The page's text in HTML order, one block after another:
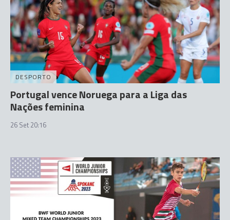
DESPORTO
Portugal vence Noruega para a Liga das
Nações feminina
26 Set 20:16